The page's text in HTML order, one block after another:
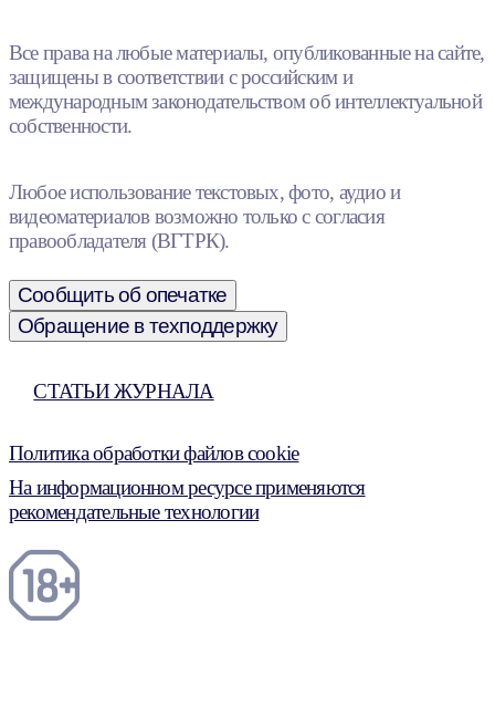
Все права на любые материалы, опубликованные на сайте,
защищены в соответствии с российским и
международным законодательством об интеллектуальной
собственности.
Любое использование текстовых, фото, аудио и
видеоматериалов возможно только с согласия
правообладателя (ВГТРК).
Сообщить об опечатке
Обращение в техподдержку
СТАТЬИ ЖУРНАЛА
Политика обработки файлов cookie
На информационном ресурсе применяются
рекомендательные технологии